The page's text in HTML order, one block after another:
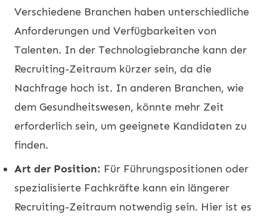
Verschiedene Branchen haben unterschiedliche
Anforderungen und Verfügbarkeiten von
Talenten. In der Technologiebranche kann der
Recruiting-Zeitraum kürzer sein, da die
Nachfrage hoch ist. In anderen Branchen, wie
dem Gesundheitswesen, könnte mehr Zeit
erforderlich sein, um geeignete Kandidaten zu
finden.
Art der Position: Für Führungspositionen oder
spezialisierte Fachkräfte kann ein längerer
Recruiting-Zeitraum notwendig sein. Hier ist es